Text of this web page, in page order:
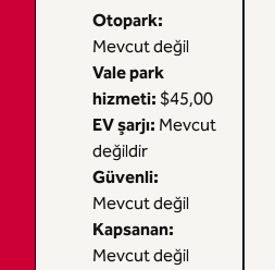
Otopark:
Mevcut değil
Vale park
hizmeti: $45,00
EV şarjı: Mevcut
değildir
Güvenli:
Mevcut değil
Kapsanan:
Mevcut değil